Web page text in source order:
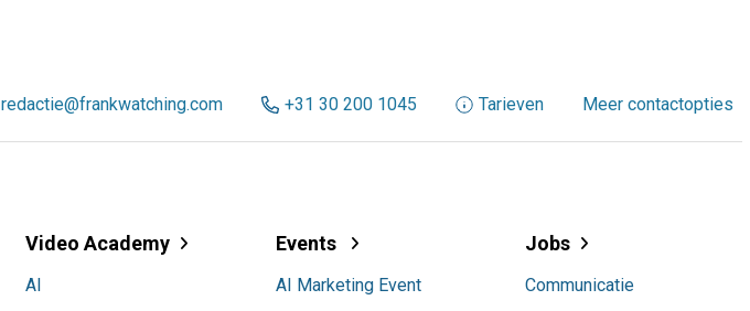
redactie@frankwatching.com +31 30 200 1045 Tarieven Meer contactopties
Video Academy
AI
Events
AI Marketing Event
Jobs
Communicatie